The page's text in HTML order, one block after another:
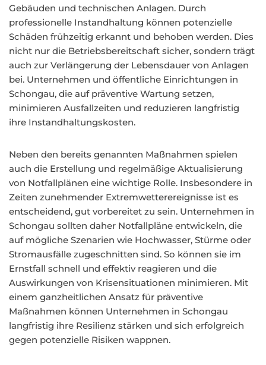
Gebäuden und technischen Anlagen. Durch
professionelle Instandhaltung können potenzielle
Schäden frühzeitig erkannt und behoben werden. Dies
nicht nur die Betriebsbereitschaft sicher, sondern trägt
auch zur Verlängerung der Lebensdauer von Anlagen
bei. Unternehmen und öffentliche Einrichtungen in
Schongau, die auf präventive Wartung setzen,
minimieren Ausfallzeiten und reduzieren langfristig
ihre Instandhaltungskosten.
Neben den bereits genannten Maßnahmen spielen
auch die Erstellung und regelmäßige Aktualisierung
von Notfallplänen eine wichtige Rolle. Insbesondere in
Zeiten zunehmender Extremwetterereignisse ist es
entscheidend, gut vorbereitet zu sein. Unternehmen in
Schongau sollten daher Notfallpläne entwickeln, die
auf mögliche Szenarien wie Hochwasser, Stürme oder
Stromausfälle zugeschnitten sind. So können sie im
Ernstfall schnell und effektiv reagieren und die
Auswirkungen von Krisensituationen minimieren. Mit
einem ganzheitlichen Ansatz für präventive
Maßnahmen können Unternehmen in Schongau
langfristig ihre Resilienz stärken und sich erfolgreich
gegen potenzielle Risiken wappnen.